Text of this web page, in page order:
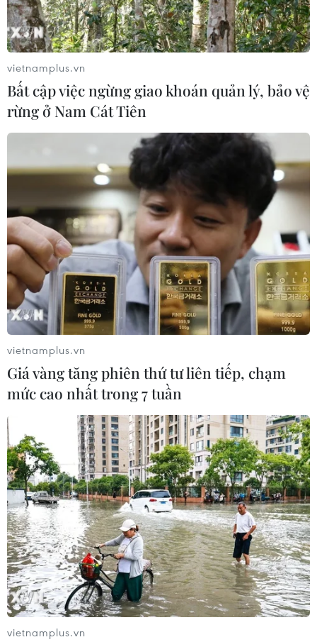
vietnamplus.vn
Bất cập việc ngừng giao khoán quản lý, bảo vệ
rừng ở Nam Cát Tiên
vietnamplus.vn
Giá vàng tăng phiên thứ tư liên tiếp, chạm
mức cao nhất trong 7 tuần
vietnamplus.vn